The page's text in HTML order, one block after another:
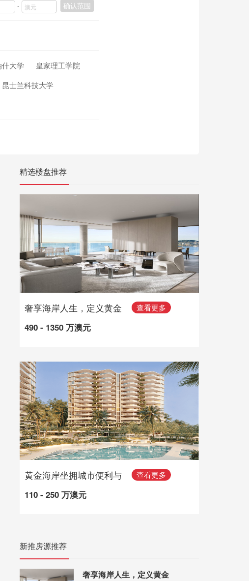
- 确认范围
大学
皇家理工学院
昆士兰科技大学
精选楼盘推荐
奢享海岸人生，定义黄金
490 - 1350 万澳元
查看更多
黄金海岸坐拥城市便利与
110 - 250 万澳元
查看更多
新推房源推荐
奢享海岸人生，定义黄金